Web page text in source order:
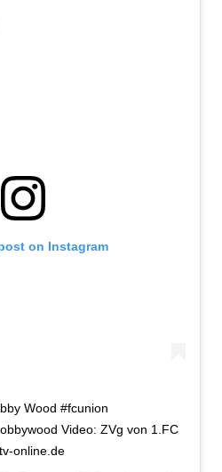
on Instagram
Wood #fcunion
Video: ZVg von 1.FC
online.de